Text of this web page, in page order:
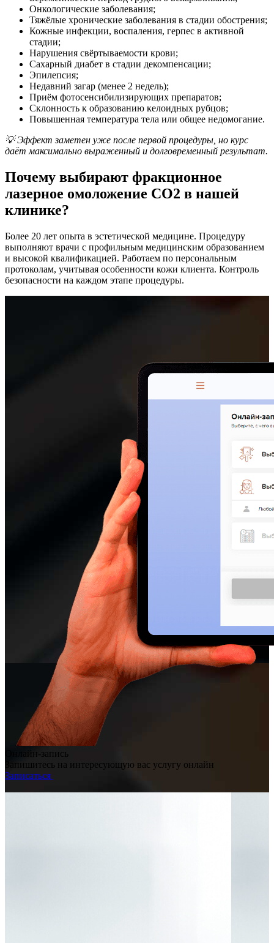
Онкологические заболевания;
Тяжёлые хронические заболевания в стадии обострения;
Кожные инфекции, воспаления, герпес в активной
стадии;
Нарушения свёртываемости крови;
Сахарный диабет в стадии декомпенсации;
Эпилепсия;
Недавний загар (менее 2 недель);
Приём фотосенсибилизирующих препаратов;
Склонность к образованию келоидных рубцов;
Повышенная температура тела или общее недомогание.
💡 Эффект заметен уже после первой процедуры, но курс
даёт максимально выраженный и долговременный результат.
Почему выбирают фракционное
лазерное омоложение CO2 в нашей
клинике?
Более 20 лет опыта в эстетической медицине. Процедуру
выполняют врачи с профильным медицинским образованием
и высокой квалификацией. Работаем по персональным
протоколам, учитывая особенности кожи клиента. Контроль
безопасности на каждом этапе процедуры.
Онлайн-запись
Запишитесь на интересующую вас услугу онлайн
Записаться